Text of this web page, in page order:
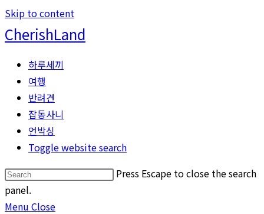
Skip to content
CherishLand
하루세끼
여행
반려견
잡동사니
언박싱
Toggle website search
Press Escape to close the search
panel.
Menu Close